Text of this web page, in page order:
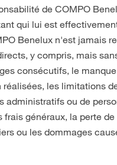
de COMPO
qui lui est
Benelux n'est jamais
y compris, mais
consécutifs, le
réalisées, les limitations
administratifs ou de
frais généraux, la perte
ou les dommages